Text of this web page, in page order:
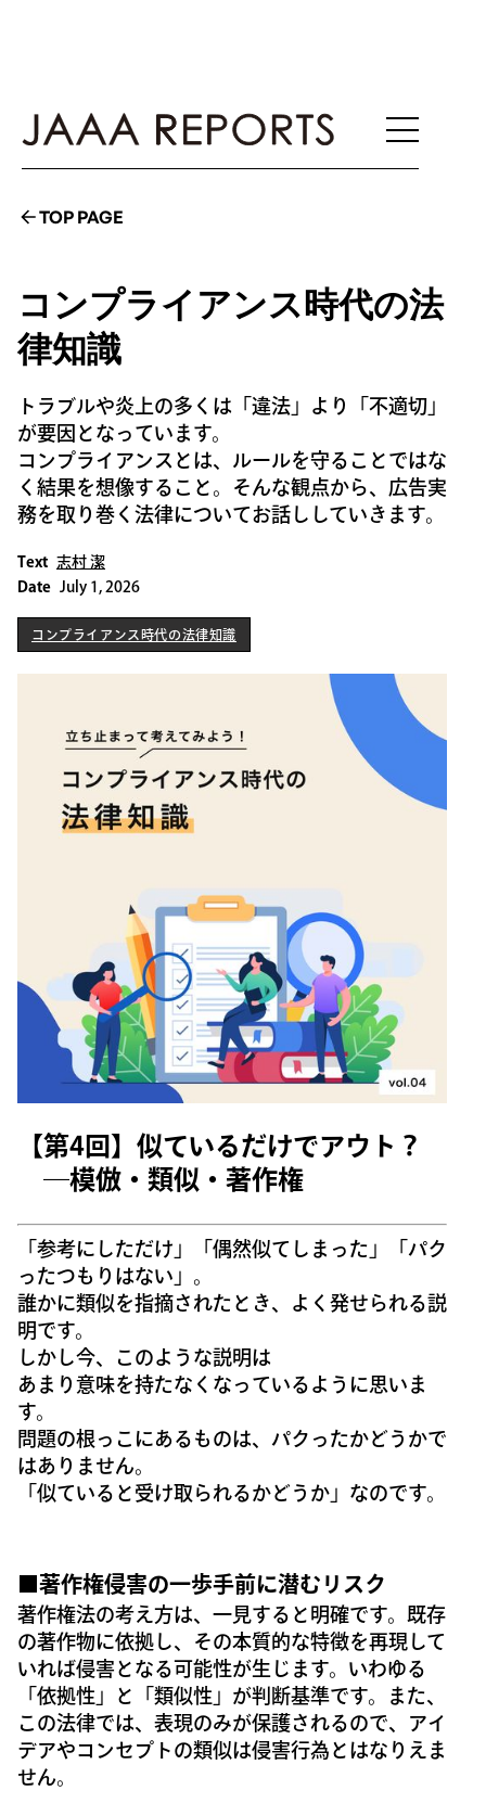
TOP PAGE
コンプライアンス時代の法
律知識
トラブルや炎上の多くは「違法」より「不適切」
が要因となっています。
コンプライアンスとは、ルールを守ることではな
く結果を想像すること。そんな観点から、広告実
務を取り巻く法律についてお話ししていきます。
Text 志村 潔
Date July 1, 2026
コンプライアンス時代の法律知識
コンプライアンス時代の法律知識
【第4回】似ているだけでアウト？
―模倣・類似・著作権
「参考にしただけ」「偶然似てしまった」「パク
ったつもりはない」。
誰かに類似を指摘されたとき、よく発せられる説
明です。
しかし今、このような説明は
あまり意味を持たなくなっているように思いま
す。
問題の根っこにあるものは、パクったかどうかで
はありません。
「似ていると受け取られるかどうか」なのです。
■著作権侵害の一歩手前に潜むリスク
著作権法の考え方は、一見すると明確です。既存
の著作物に依拠し、その本質的な特徴を再現して
いれば侵害となる可能性が生じます。いわゆる
「依拠性」と「類似性」が判断基準です。また、
この法律では、表現のみが保護されるので、アイ
デアやコンセプトの類似は侵害行為とはなりえま
せん。